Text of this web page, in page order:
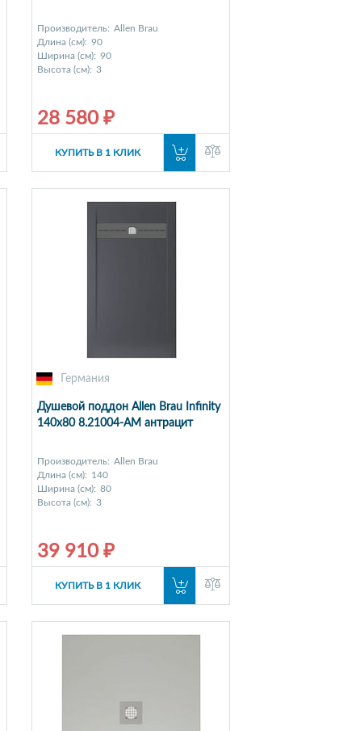
Производитель: Allen Brau
Длина (см): 90
Ширина (см): 90
Высота (см): 3
28 580 ₽
КУПИТЬ В 1 КЛИК
Германия
Душевой поддон Allen Brau Infinity
140x80 8.21004-AM антрацит
Производитель: Allen Brau
Длина (см): 140
Ширина (см): 80
Высота (см): 3
39 910 ₽
КУПИТЬ В 1 КЛИК